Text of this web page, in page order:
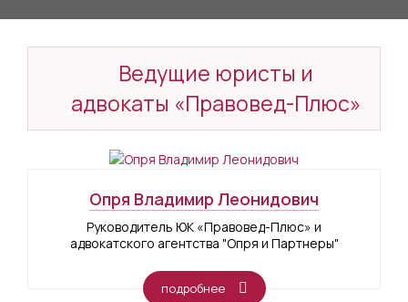
Ведущие юристы и
адвокаты «Правовед-Плюс»
Опря Владимир Леонидович
Руководитель ЮК «Правовед-Плюс» и
адвокатского агентства "Опря и Партнеры"
подробнее